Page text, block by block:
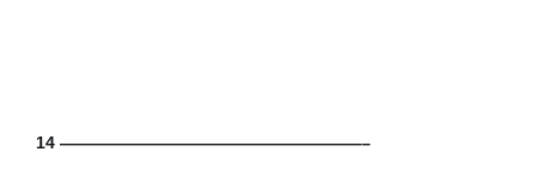
14 ——————————————————–